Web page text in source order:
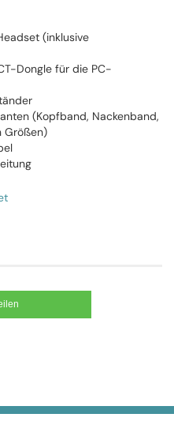
(inklusive
Dongle für die PC-
(Kopfband, Nackenband,
Größen)